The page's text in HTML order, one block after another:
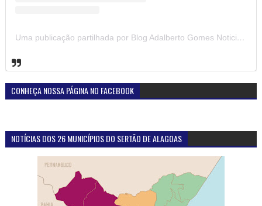
Uma publicação partilhada por Blog Adalberto Gomes Noticias (@blogadalbertogomesnoticiass)
CONHEÇA NOSSA PÁGINA NO FACEBOOK
NOTÍCIAS DOS 26 MUNICÍPIOS DO SERTÃO DE ALAGOAS